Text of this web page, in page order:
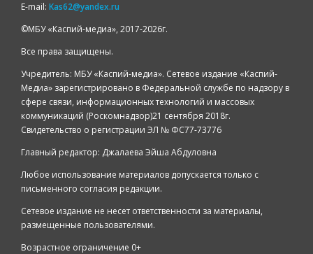
E-mail: Kas62@yandex.ru
©️МБУ «Каспий-медиа», 2017-2026г.
Все права защищены.
Учредитель: МБУ «Каспий-медиа». Сетевое издание «Каспий-
Медиа» зарегистрировано в Федеральной службе по надзору в
сфере связи, информационных технологий и массовых
коммуникаций (Роскомнадзор)21 сентября 2018г.
Свидетельство о регистрации ЭЛ № ФС77-73776
Главный редактор: Джалаева Эйша Абдуловна
Любое использование материалов допускается только с
письменного согласия редакции.
Сетевое издание не несет ответственности за материалы,
размещенные пользователями.
Возрастное ограничение 0+